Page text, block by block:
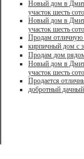
Новый дом в
участок шесть
Новый дом в
участок шесть
Продам отличную
кирпичный дом с
Продам дом
Новый дом в
участок шесть
Продается
добротный